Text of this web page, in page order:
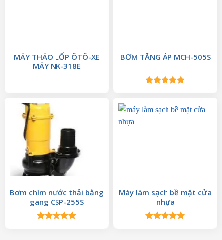
MÁY THÁO LỐP ÔTÔ-XE
MÁY NK-318E
BƠM TĂNG ÁP MCH-505S
5 sao
Bơm chìm nước thải bằng
gang CSP-255S
Máy làm sạch bề mặt cửa
nhựa